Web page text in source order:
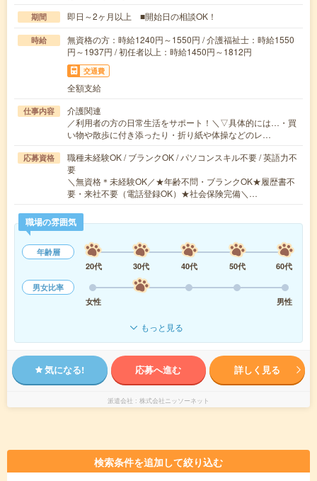
期間 即日～2ヶ月以上 ■開始日の相談OK！
時給
無資格の方：時給1240円～1550円 / 介護福祉士：時給1550
円～1937円 / 初任者以上：時給1450円～1812円
交通費
全額支給
仕事内容
介護関連
／利用者の方の日常生活をサポート！＼▽具体的には…・買
い物や散歩に付き添ったり・折り紙や体操などのレ…
応募資格
職種未経験OK / ブランクOK / パソコンスキル不要 / 英語力不
要
＼無資格＊未経験OK／★年齢不問・ブランクOK★履歴書不
要・来社不要（電話登録OK）★社会保険完備＼…
職場の雰囲気
年齢層
20代
30代 40代 50代
60代
男女比率
女性
男性
もっと見る
気になる! 応募へ進む 詳しく見る
派遣会社 株式会社ニッソーネット
検索条件を追加して絞り込む